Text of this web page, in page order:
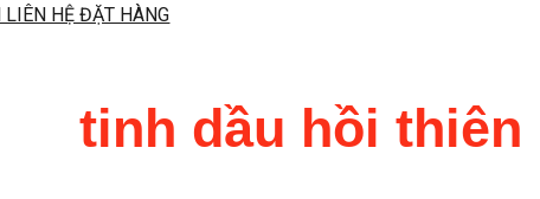
LIÊN HỆ ĐẶT HÀNG
tinh dầu hồi thiên